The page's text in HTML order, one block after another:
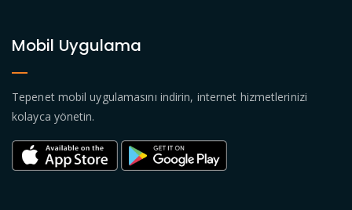
Mobil Uygulama
Tepenet mobil uygulamasını indirin, internet hizmetlerinizi
kolayca yönetin.